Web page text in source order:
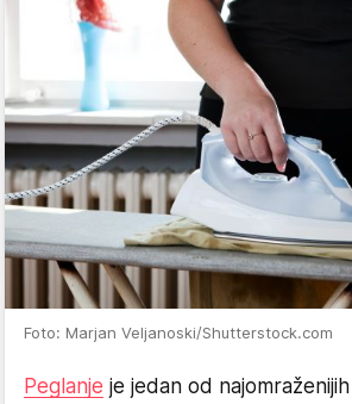
Foto: Marjan Veljanoski/Shutterstock.com
Peglanje je jedan od